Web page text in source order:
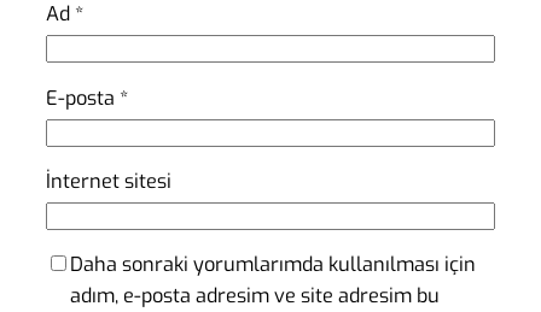
Ad *
E-posta *
İnternet sitesi
Daha sonraki yorumlarımda kullanılması için
adım, e-posta adresim ve site adresim bu